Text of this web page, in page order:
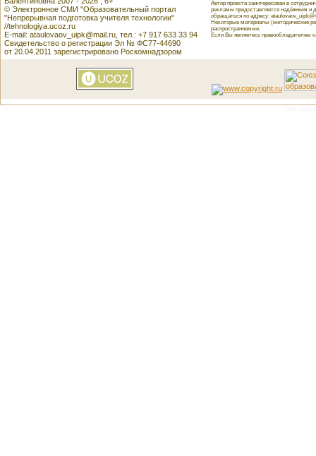
© Электронное СМИ "Образовательный портал
"Непрерывная подготовка учителя технологии"
//tehnologiya.ucoz.ru
E-mail: ataulovaov_uipk@mail.ru, тел.: +7 917 633 33 94
Свидетельство о регистрации Эл № ФС77-44690
от 20.04.2011 зарегистрировано Роскомнадзором
Автор проекта заинтересован в
рекламы предоставляется надёжным и
обращаться по адресу:
Некоторые материалы (методические
распространяемые.
Если Вы являетесь правообладателем